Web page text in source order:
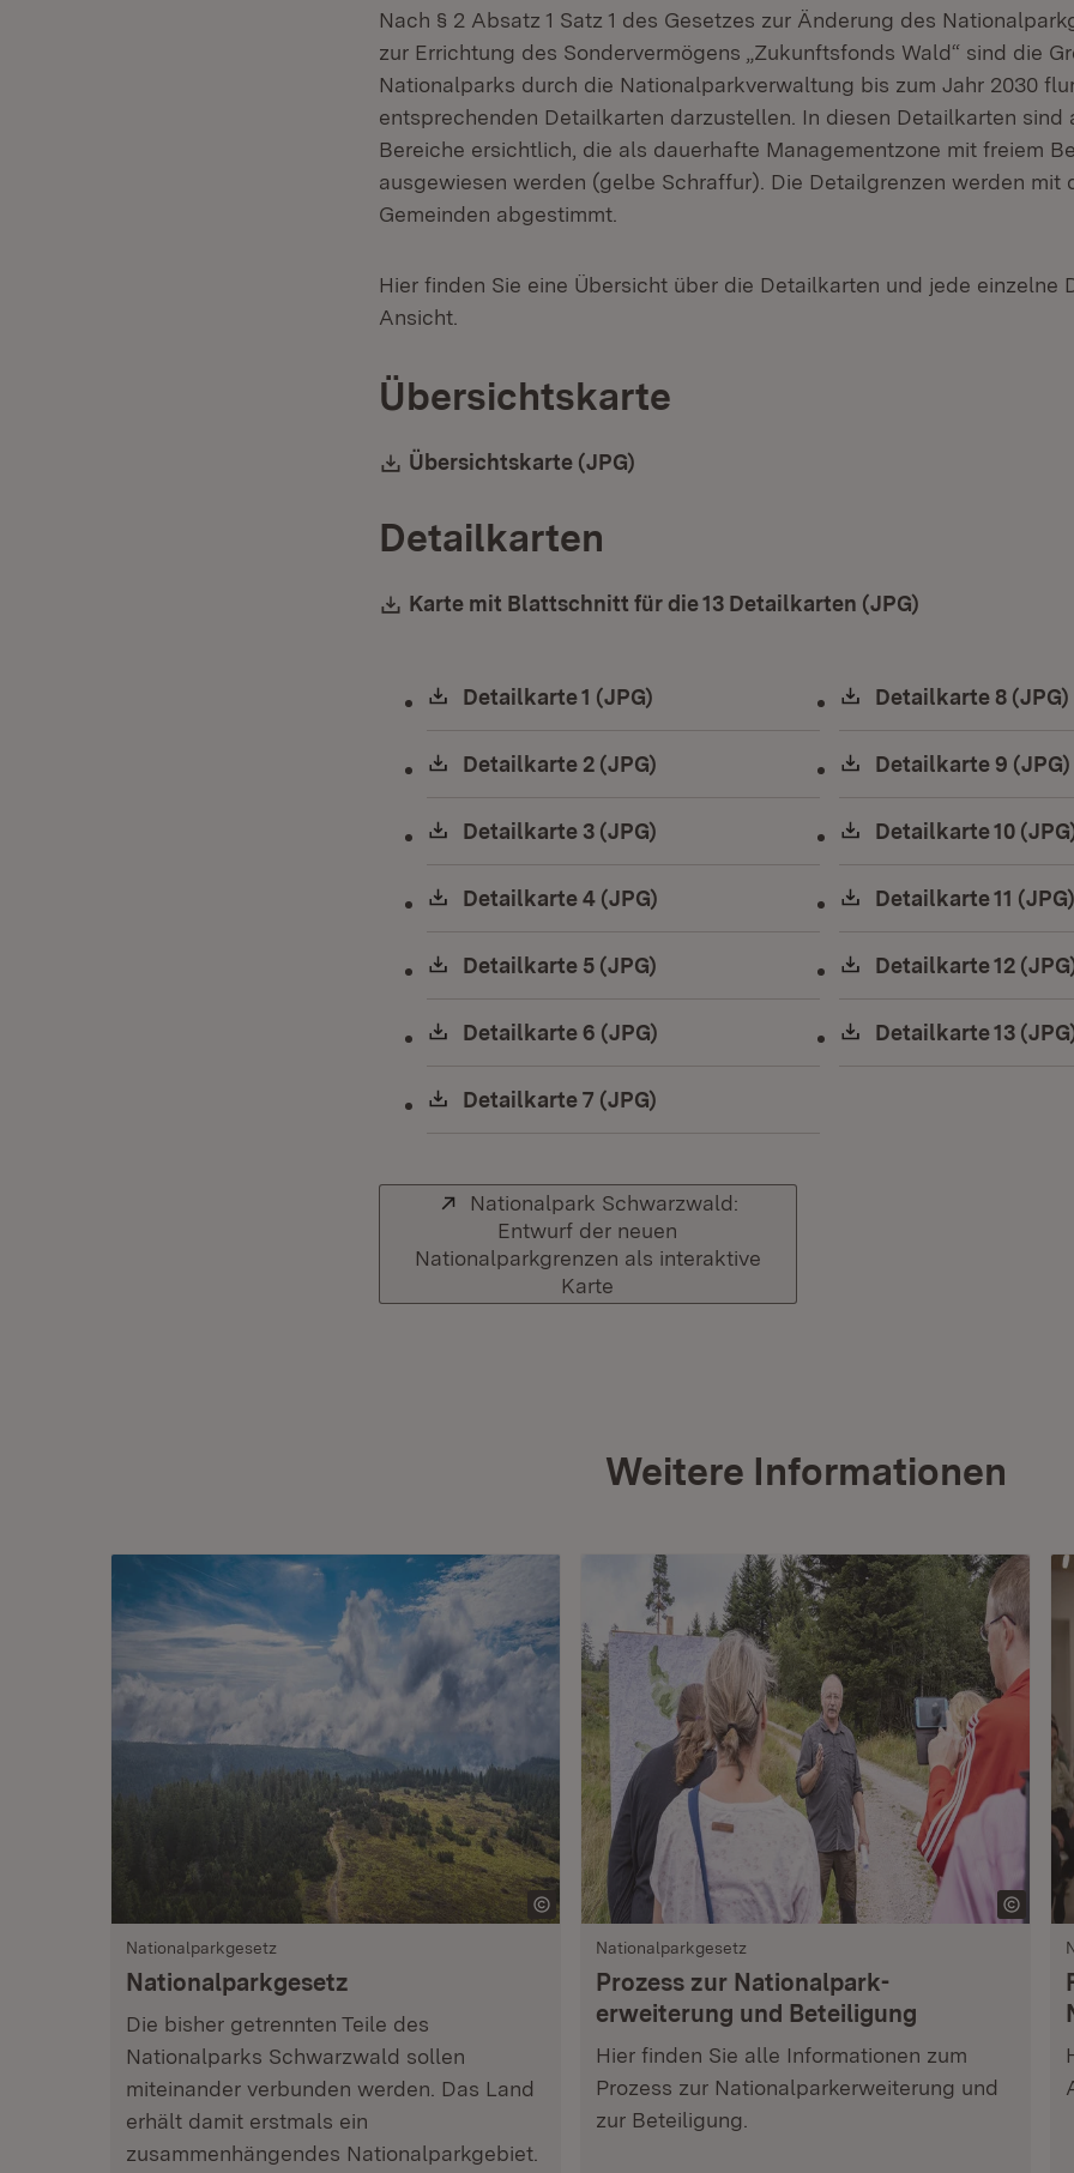
Nach § 2 Absatz 1 Satz 1 des Gesetzes zur Änderung des
zur Errichtung des Sondervermögens „Zukunftsfonds Wald“ sind die
Nationalparks durch die Nationalparkverwaltung bis zum Jahr 2030
entsprechenden Detailkarten darzustellen. In diesen Detailkarten sind
Bereiche ersichtlich, die als dauerhafte Managementzone mit freiem
ausgewiesen werden (gelbe Schraffur). Die Detailgrenzen werden mit
Gemeinden abgestimmt.
Hier finden Sie eine Übersicht über die Detailkarten und jede einzelne
Ansicht.
Übersichtskarte
Download:
Übersichtskarte (JPG)
Detailkarten
Download:
Karte mit Blattschnitt für die 13 Detailkarten (JPG)
Download:
Detailkarte 1 (JPG) (Öffnet in neuem Fenster)
Download:
Detailkarte 2 (JPG) (Öffnet in neuem Fenster)
Download:
Detailkarte 3 (JPG) (Öffnet in neuem Fenster)
Download:
Detailkarte 4 (JPG) (Öffnet in neuem Fenster)
Download:
Detailkarte 5 (JPG) (Öffnet in neuem Fenster)
Download:
Detailkarte 6 (JPG) (Öffnet in neuem Fenster)
Download:
Detailkarte 7 (JPG)
Download:
Detailkarte 8 (JPG)
Download:
Detailkarte 9 (JPG)
Download:
Detailkarte 10
Download:
Detailkarte 11 (JPG)
Download:
Detailkarte 12
Download:
Detailkarte 13
Extern:
Nationalpark Schwarzwald:
Entwurf der neuen
Nationalparkgrenzen als interaktive
Karte
Weitere Informationen
Nationalparkgesetz
Nationalparkgesetz
Die bisher getrennten Teile des
Nationalparks Schwarzwald sollen
miteinander verbunden werden. Das Land
erhält damit erstmals ein
zusammenhängendes Nationalparkgebiet.
Nationalparkgesetz
Prozess zur Nationalpark­
erweiterung und Beteiligung
Hier finden Sie alle Informationen zum
Prozess zur Nationalparkerweiterung und
zur Beteiligung.